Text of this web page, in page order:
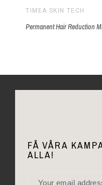
TIMEA SKIN TECH
Permanent Hair Reduction
FÅ VÅRA
ALLA!